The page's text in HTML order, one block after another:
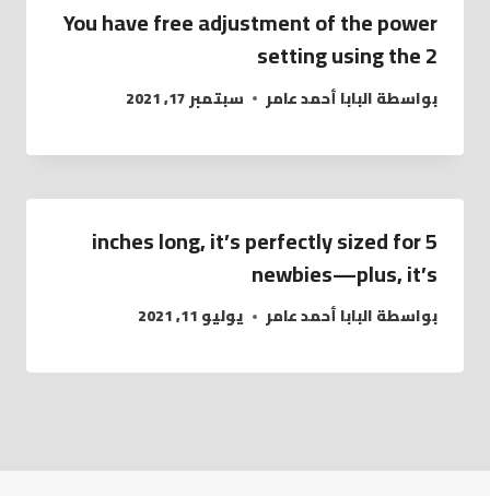
You have free adjustment of the power
setting using the 2
بواسطةالبابا أحمد عامر سبتمبر 17, 2021
5 inches long, it’s perfectly sized for
newbies—plus, it’s
بواسطةالبابا أحمد عامر يوليو 11, 2021